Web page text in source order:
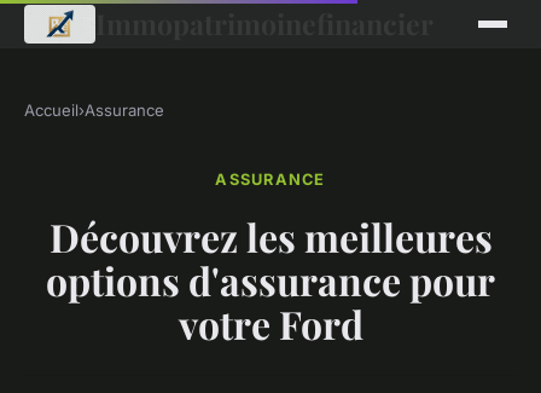
Accueil›Assurance
ASSURANCE
Découvrez les meilleures
options d'assurance pour
votre Ford